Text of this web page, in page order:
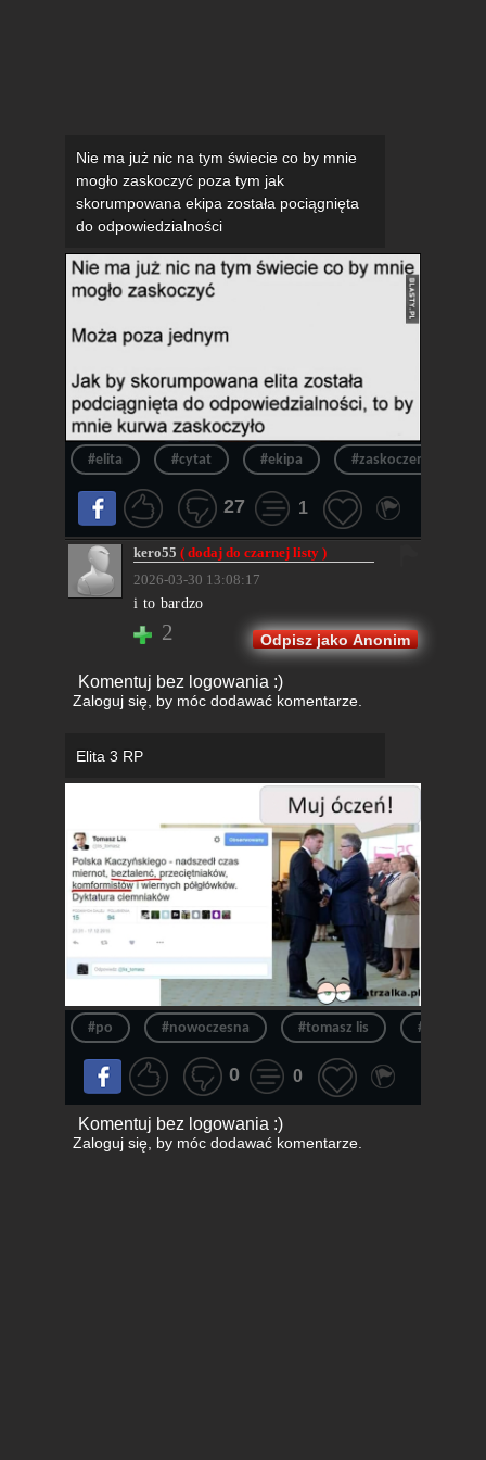
Nie ma już nic na tym świecie co by mnie
mogło zaskoczyć poza tym jak
skorumpowana ekipa została pociągnięta
do odpowiedzialności
#elita #cytat #ekipa #zaskoczenie
27 1
kero55( dodaj do czarnej listy )
2026-03-30 13:08:17
i to bardzo
2 Odpisz jako Anonim
Komentuj bez logowania :)
Zaloguj się, by móc dodawać komentarze.
Elita 3 RP
#po #nowoczesna #tomasz lis
0 0
Komentuj bez logowania :)
Zaloguj się, by móc dodawać komentarze.